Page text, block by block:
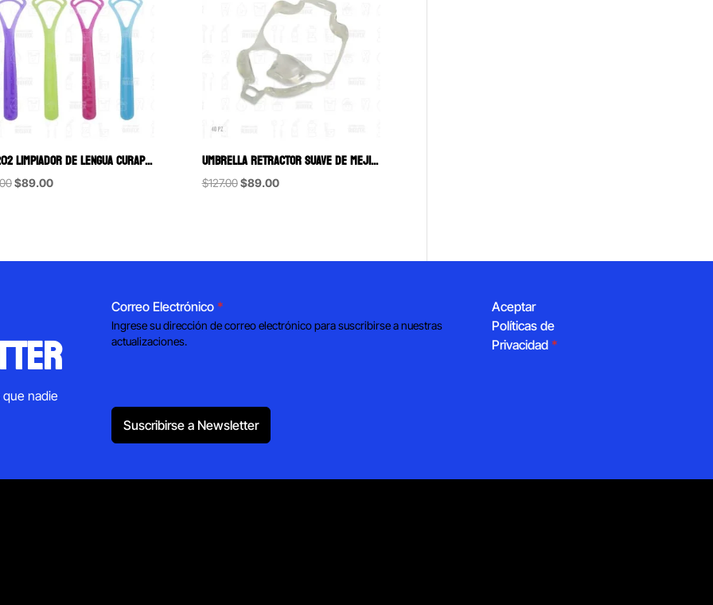
CTC 202 LIMPIADOR DE LENGUA CURAPROX
Original
$89.00Current
UMBRELLA RETRACTOR SUAVE DE MEJILLAS Y LENGUA ULTRADENT
$127.00 Original
$89.00Current
nadie
Correo Electrónico *
Ingrese su dirección de correo electrónico para suscribirse a nuestras
actualizaciones.
Aceptar
Políticas de
Privacidad *
Suscribirse a Newsletter